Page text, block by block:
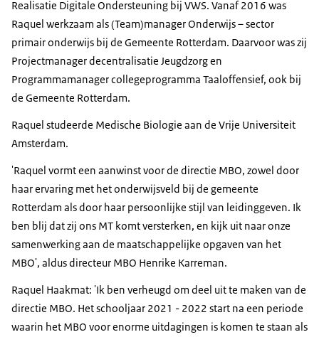
Realisatie Digitale Ondersteuning bij VWS. Vanaf 2016 was
Raquel werkzaam als (Team)manager Onderwijs – sector
primair onderwijs bij de Gemeente Rotterdam. Daarvoor was zij
Projectmanager decentralisatie Jeugdzorg en
Programmamanager collegeprogramma Taaloffensief, ook bij
de Gemeente Rotterdam.
Raquel studeerde Medische Biologie aan de Vrije Universiteit
Amsterdam.
'Raquel vormt een aanwinst voor de directie MBO, zowel door
haar ervaring met het onderwijsveld bij de gemeente
Rotterdam als door haar persoonlijke stijl van leidinggeven. Ik
ben blij dat zij ons MT komt versterken, en kijk uit naar onze
samenwerking aan de maatschappelijke opgaven van het
MBO', aldus directeur MBO Henrike Karreman.
Raquel Haakmat: 'Ik ben verheugd om deel uit te maken van de
directie MBO. Het schooljaar 2021 - 2022 start na een periode
waarin het MBO voor enorme uitdagingen is komen te staan als